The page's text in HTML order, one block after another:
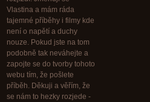
Vlastina a mám ráda
tajemné příběhy i filmy kde
není o napětí a duchy
nouze. Pokud jste na tom
podobně tak neváhejte a
zapojte se do tvorby tohoto
webu tím, že pošlete
příběh. Děkuji a věřím, že
se nám to hezky rozjede -